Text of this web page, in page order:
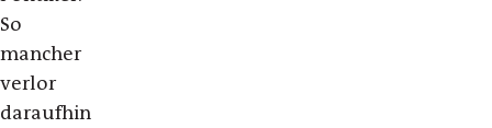
So
mancher
verlor
daraufhin